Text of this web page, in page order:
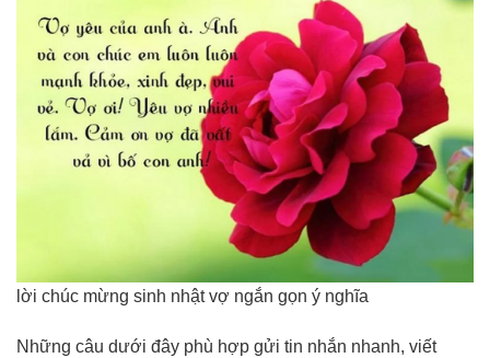
lời chúc mừng sinh nhật vợ ngắn gọn ý nghĩa
Những câu dưới đây phù hợp gửi tin nhắn nhanh, viết